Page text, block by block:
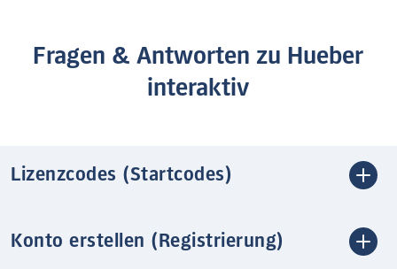
Fragen & Antworten zu Hueber
interaktiv
Lizenzcodes (Startcodes)
Konto erstellen (Registrierung)